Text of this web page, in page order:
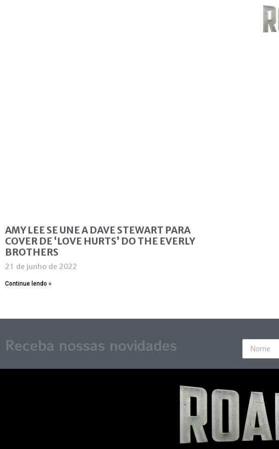
AMY LEE SE UNE A DAVE STEWART PARA
COVER DE ‘LOVE HURTS’ DO THE EVERLY
BROTHERS
21 de junho de 2022
Continue lendo »
Receba nossas novidades